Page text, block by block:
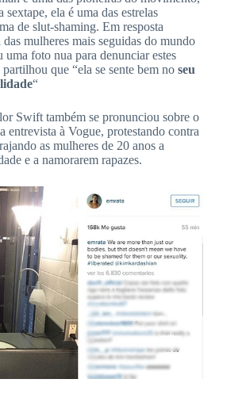
sextape, ela é uma das estrelas
de slut-shaming. Em resposta
das mulheres mais seguidas do mundo
foto nua para denunciar estes
que “ela se sente bem no seu
“
Swift também se pronunciou sobre o
entrevista à Vogue, protestando contra
as mulheres de 20 anos a
e a namorarem rapazes.